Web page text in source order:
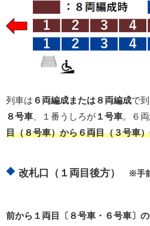
列車は ６両編成または８両編成で
８号車 、１番うしろが １号車。６
目（８号車）から６両目（３号車
改札口（１両目後方） ※手
前から１両目〔８号車・６号車〕